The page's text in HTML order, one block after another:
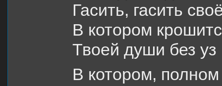
Гасить, гасить
В котором
Твоей души без уз
В котором,